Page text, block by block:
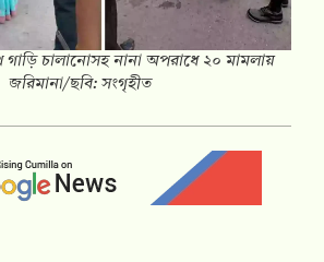
গাড়ি চালানোসহ নানা অপরাধে ২০ মামলায়
জরিমানা/ছবি: সংগৃহীত